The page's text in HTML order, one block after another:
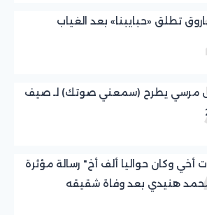
تطلق «حبايبنا» بعد الغياب
مرسي يطرح (سمعني صوتك) لـ صيف
أخي وكان حواليا ألف أخ" رسالة مؤثرة
هنيدي بعد وفاة شقيقه